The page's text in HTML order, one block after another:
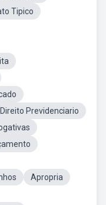
Tipico
Direito Previdenciario
Apropria